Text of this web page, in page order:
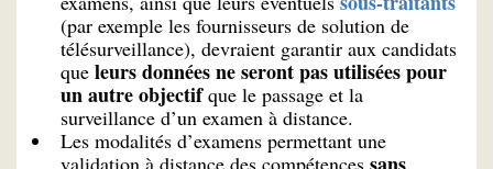
(par exemple les fournisseurs de solution de
télésurveillance), devraient garantir aux candidats
que leurs données ne seront pas utilisées pour
un autre objectifque le passage et la
surveillance d’un examen à distance.
Les modalités d’examens permettant une
validation à distance des compétences